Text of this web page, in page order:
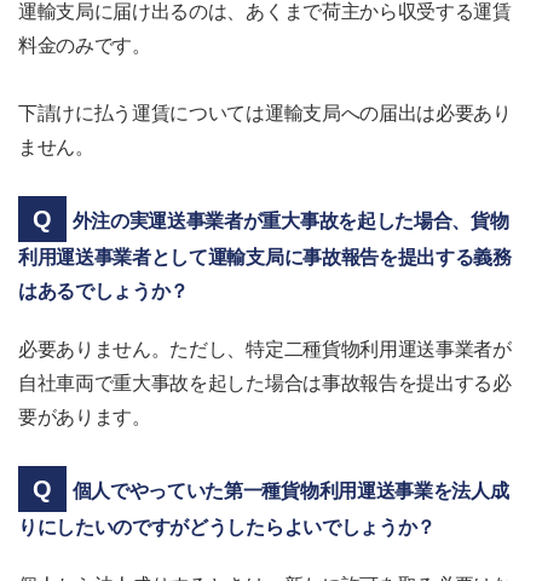
運輸支局に届け出るのは、あくまで荷主から収受する運賃
料金のみです。
下請けに払う運賃については運輸支局への届出は必要あり
ません。
外注の実運送事業者が重大事故を起した場合、貨物
利用運送事業者として運輸支局に事故報告を提出する義務
はあるでしょうか？
必要ありません。ただし、特定二種貨物利用運送事業者が
自社車両で重大事故を起した場合は事故報告を提出する必
要があります。
個人でやっていた第一種貨物利用運送事業を法人成
りにしたいのですがどうしたらよいでしょうか？